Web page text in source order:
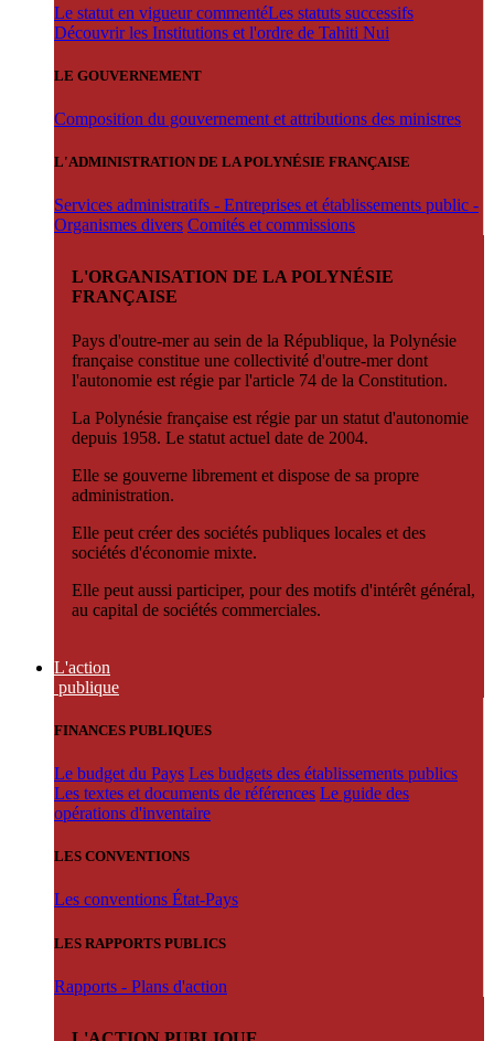
Le statut en vigueur commentéLes statuts successifs
Découvrir les Institutions et l'ordre de Tahiti Nui
LE GOUVERNEMENT
Composition du gouvernement et attributions des ministres
L'ADMINISTRATION DE LA POLYNÉSIE FRANÇAISE
Services administratifs - Entreprises et établissements public -
Organismes divers Comités et commissions
L'ORGANISATION DE LA POLYNÉSIE
FRANÇAISE
Pays d'outre-mer au sein de la République, la Polynésie
française constitue une collectivité d'outre-mer dont
l'autonomie est régie par l'article 74 de la Constitution.
La Polynésie française est régie par un statut d'autonomie
depuis 1958. Le statut actuel date de 2004.
Elle se gouverne librement et dispose de sa propre
administration.
Elle peut créer des sociétés publiques locales et des
sociétés d'économie mixte.
Elle peut aussi participer, pour des motifs d'intérêt général,
au capital de sociétés commerciales.
L'action
publique
FINANCES PUBLIQUES
Le budget du Pays Les budgets des établissements publics
Les textes et documents de références Le guide des
opérations d'inventaire
LES CONVENTIONS
Les conventions État-Pays
LES RAPPORTS PUBLICS
Rapports - Plans d'action